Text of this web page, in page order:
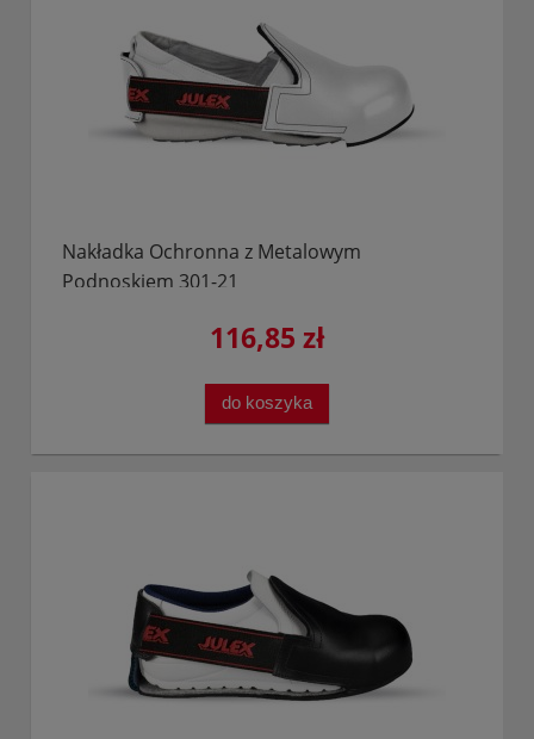
Nakładka Ochronna z Metalowym
Podnoskiem 301-21
116,85 zł
do koszyka